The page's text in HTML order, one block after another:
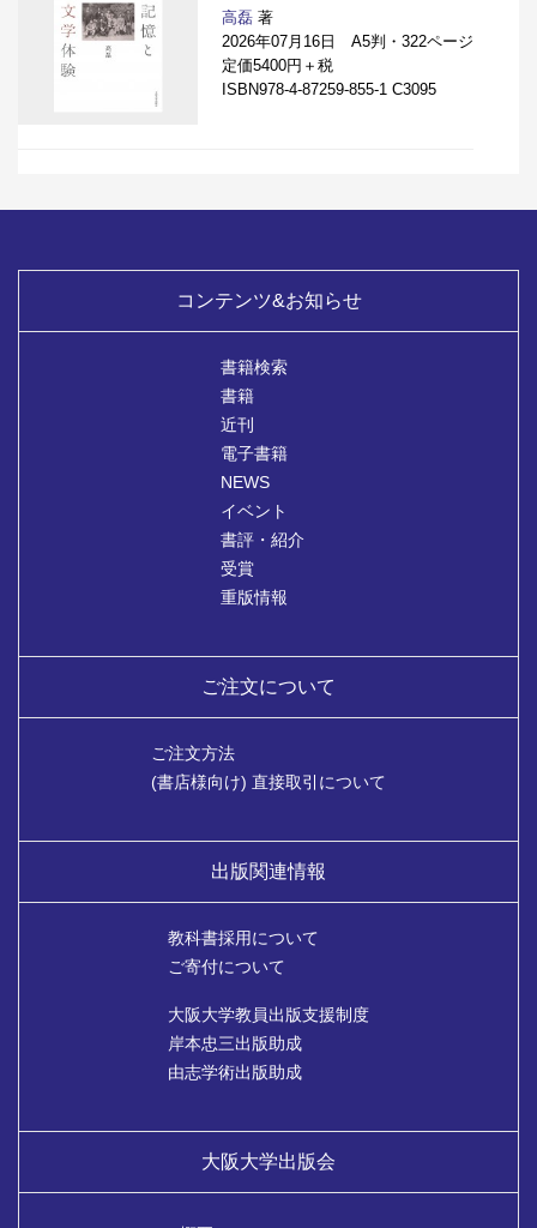
高磊 著
2026年07月16日 A5判・322ページ
定価5400円＋税
ISBN978-4-87259-855-1 C3095
コンテンツ&お知らせ
書籍検索
書籍
近刊
電子書籍
NEWS
イベント
書評・紹介
受賞
重版情報
ご注文について
ご注文方法
(書店様向け) 直接取引について
出版関連情報
教科書採用について
ご寄付について
大阪大学教員出版支援制度
岸本忠三出版助成
由志学術出版助成
大阪大学出版会